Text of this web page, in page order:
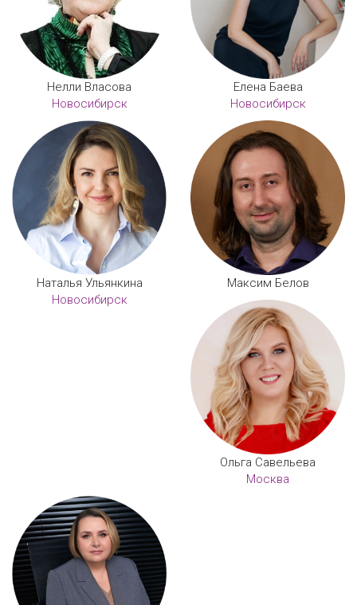
Нелли Власова
Новосибирск
Елена Баева
Новосибирск
Наталья Ульянкина
Новосибирск
Максим Белов
Ольга Савельева
Москва